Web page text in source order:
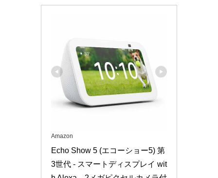
Amazon
Echo Show 5 (エコーショー5) 第
3世代 - スマートディスプレイ wit